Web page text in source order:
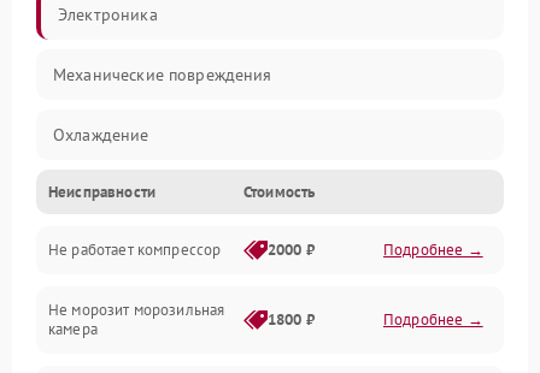
Электроника
Механические повреждения
Охлаждение
Механика
Электропитание
Дренаж
Неисправности Стоимость
Не работает компрессор 2000 ₽ Подробнее →
Не морозит морозильная
камера
1800 ₽ Подробнее →